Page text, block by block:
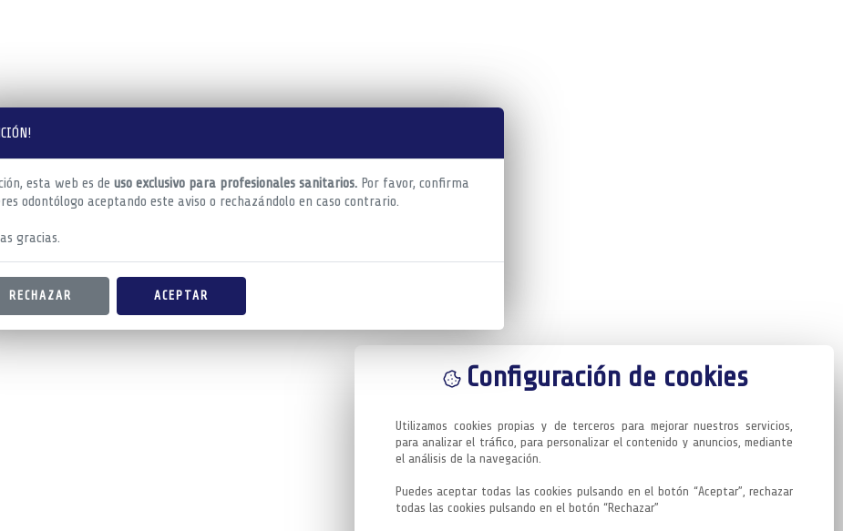
esta web es de uso exclusivo para profesionales sanitarios. Por favor, confirma
odontólogo aceptando este aviso o rechazándolo en caso contrario.
gracias.
RECHAZAR ACEPTAR
Configuración de cookies
Utilizamos cookies propias y de terceros para mejorar nuestros servicios,
para analizar el tráfico, para personalizar el contenido y anuncios, mediante
el análisis de la navegación.
Puedes aceptar todas las cookies pulsando en el botón “Aceptar”, rechazar
todas las cookies pulsando en el botón “Rechazar”